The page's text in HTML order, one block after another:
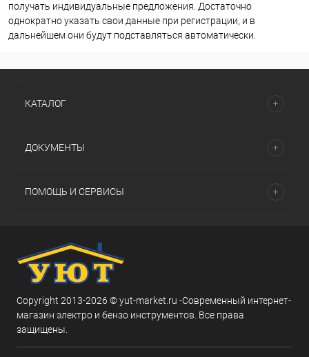
получать индивидуальные предложения. Достаточно
однократно указать свои данные при регистрации, и в
дальнейшем они будут подставляться автоматически.
КАТАЛОГ
ДОКУМЕНТЫ
ПОМОЩЬ И СЕРВИСЫ
Copyright 2013-2026 © yut-market.ru -Современный интернет-
магазин электро и бензо инструментов. Все права
защищены.